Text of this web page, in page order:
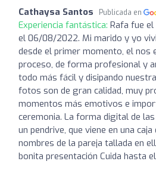
Cathaysa Santos Publicada en
Experiencia fantástica: Rafa fue
el 06/08/2022. Mi marido y yo
desde el primer momento, el nos
proceso, de forma profesional y
todo más fácil y disipando
fotos son de gran calidad, muy
momentos más emotivos e
ceremonia. La forma digital de
un pendrive, que viene en una
nombres de la pareja tallada en
bonita presentación Cuida hasta